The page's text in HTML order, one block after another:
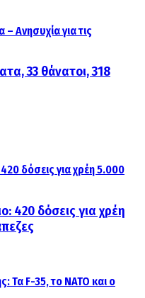
33 θάνατοι, 318
420 δόσεις για χρέη